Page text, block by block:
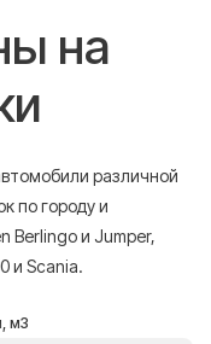
на
различной
по городу и
Berlingo и Jumper,
и Scania.
м3